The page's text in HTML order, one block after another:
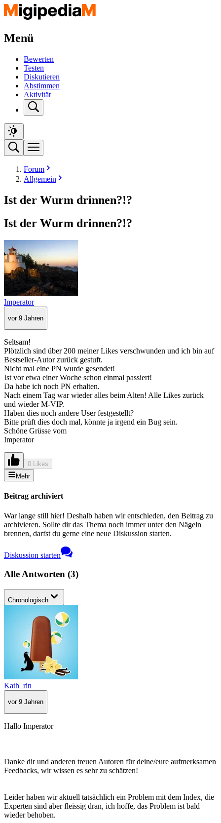
Menü
Bewerten
Testen
Diskutieren
Abstimmen
Aktivität
Forum
Allgemein
Ist der Wurm drinnen?!?
Ist der Wurm drinnen?!?
Imperator
vor 9 Jahren
Seltsam!
Plötzlich sind über 200 meiner Likes verschwunden und ich bin auf
Bestseller-Autor zurück gestuft.
Nicht mal eine PN wurde gesendet!
Ist vor etwa einer Woche schon einmal passiert!
Da habe ich noch PN erhalten.
Nach einem Tag war wieder alles beim Alten! Alle Likes zurück
und wieder M-VIP.
Haben dies noch andere User festgestellt?
Bitte prüft dies doch mal, könnte ja irgend ein Bug sein.
Schöne Grüsse vom
Imperator
0 Likes
Mehr
Beitrag archiviert
War lange still hier! Deshalb haben wir entschieden, den Beitrag zu
archivieren. Sollte dir das Thema noch immer unter den Nägeln
brennen, darfst du gerne eine neue Diskussion starten.
Diskussion starten
Alle Antworten (3)
Chronologisch
Kath_rin
vor 9 Jahren
Hallo Imperator
Danke dir und anderen treuen Autoren für deine/eure aufmerksamen
Feedbacks, wir wissen es sehr zu schätzen!
Leider haben wir aktuell tatsächlich ein Problem mit dem Index, die
Experten sind aber fleissig dran, ich hoffe, das Problem ist bald
wieder behoben.